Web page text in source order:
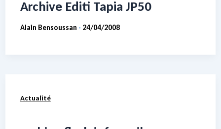
Archive Editi Tapia JP50
Alain Bensoussan - 24/04/2008
Actualité